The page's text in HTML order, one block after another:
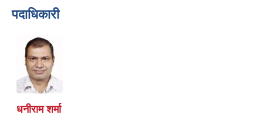
पदाधिकारी
धनीराम शर्मा